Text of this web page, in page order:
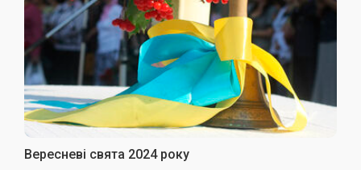
Вересневі свята 2024 року